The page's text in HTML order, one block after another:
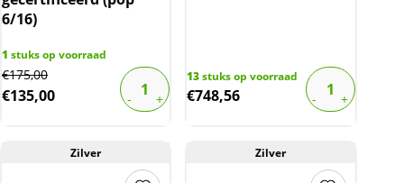
6/16)
1 stuks op voorraad
€175,00
Original
price
€135,00
Current
price
13stuks op voorraad
€748,56
Zilver Zilver